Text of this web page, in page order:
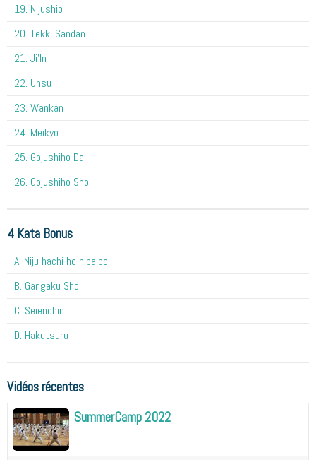
19. Nijushio
20. Tekki Sandan
21. Ji'In
22. Unsu
23. Wankan
24. Meikyo
25. Gojushiho Dai
26. Gojushiho Sho
4 Kata Bonus
A. Niju hachi ho nipaipo
B. Gangaku Sho
C. Seienchin
D. Hakutsuru
Vidéos récentes
SummerCamp 2022